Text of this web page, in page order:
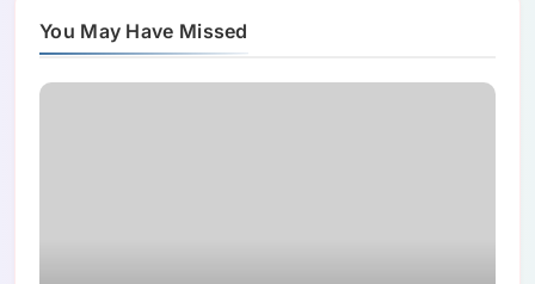
You May Have Missed